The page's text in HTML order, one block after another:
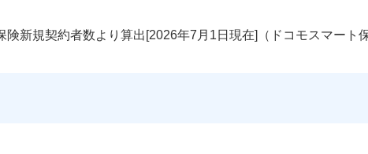
新規契約者数より算出[ 年 月 日現在]（ドコモスマート